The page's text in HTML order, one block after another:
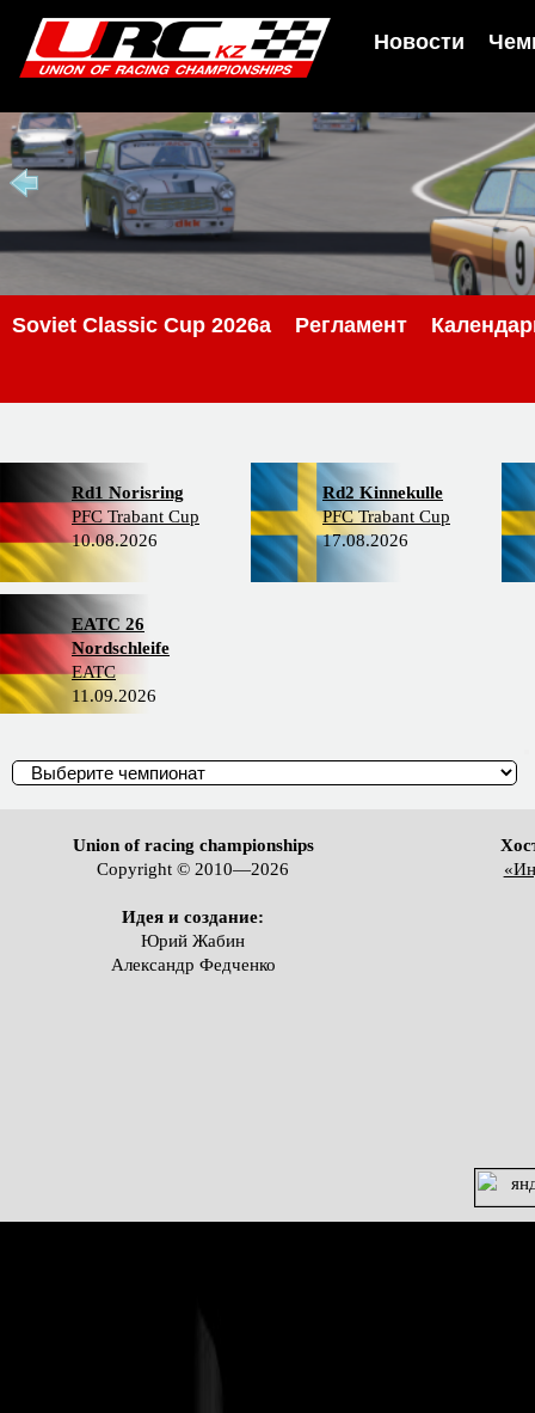
Новости
Soviet Classic Cup 2026a Регламент
Rd1 Norisring
PFC Trabant Cup
10.08.2026
Rd2 Kinnekulle
PFC Trabant Cup
17.08.2026
EATC 26
Nordschleife
EATC
11.09.2026
Union of racing championships
Copyright © 2010—2026
Идея и создание:
Юрий Жабин
Александр Федченко